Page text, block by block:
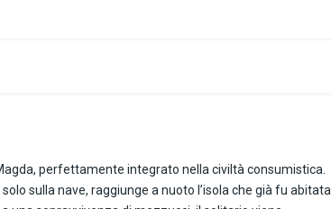
perfettamente integrato nella civiltà consumistica.
sulla nave, raggiunge a nuoto l’isola che già fu abitata